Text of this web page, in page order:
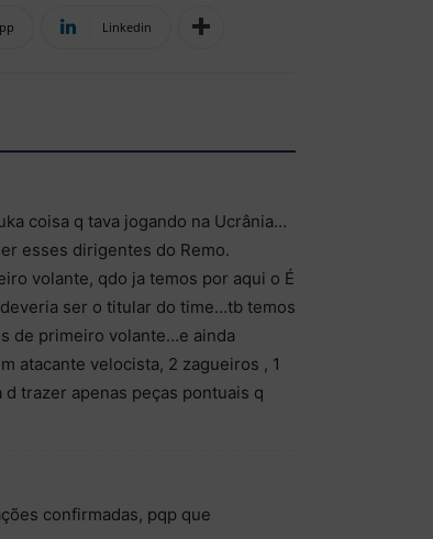
Linkedin
coisa q tava jogando na Ucrânia…
esses dirigentes do Remo.
volante, qdo ja temos por aqui o É
ser o titular do time…tb temos
de primeiro volante…e ainda
atacante velocista, 2 zagueiros , 1
d trazer apenas peças pontuais q
confirmadas, pqp que